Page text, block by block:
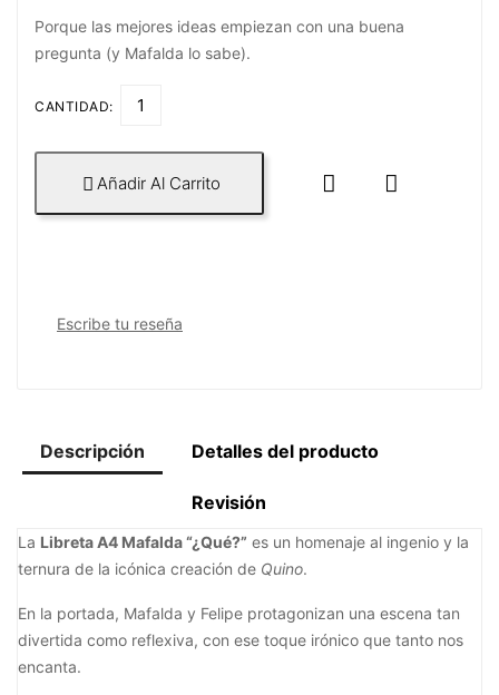
Porque las mejores ideas empiezan con una buena
pregunta (y Mafalda lo sabe).
CANTIDAD:
 Añadir Al Carrito  
Escribe tu reseña
Descripción Detalles del producto
Revisión
La Libreta A4 Mafalda “¿Qué?” es un homenaje al ingenio y la
ternura de la icónica creación de Quino.
En la portada, Mafalda y Felipe protagonizan una escena tan
divertida como reflexiva, con ese toque irónico que tanto nos
encanta.